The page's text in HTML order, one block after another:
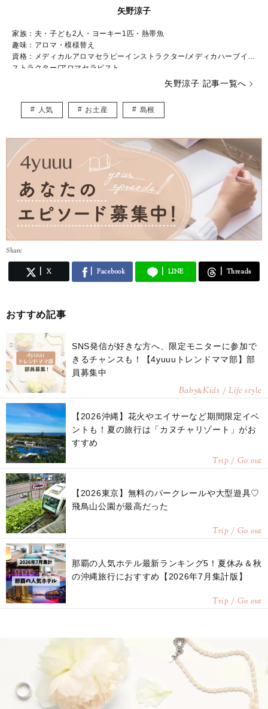
矢野涼子
家族：夫・子ども2人・ヨーキー1匹・熱帯魚
趣味：アロマ・模様替え
資格：メディカルアロマセラピーインストラクター/メディカハーブイン
ストラクター/アロマセラピスト
アロマテラピー/ペットアロマ/ハンドトリートメント/ハーブ認定
アロマデトックスリンパトリートメント認定講師/リンパトリート
メント(小顔・ヘッド)
矢野涼子 記事一覧へ
人気 お土産 島根
Share
X Facebook LINE Threads
おすすめ記事
SNS発信が好きな方へ、限定モニターに参加で
きるチャンスも！【4yuuuトレンドママ部】部
員募集中
Baby&Kids / Life style
【2026沖縄】花火やエイサーなど期間限定イベ
ントも！夏の旅行は「カヌチャリゾート」がお
すすめ
Trip / Go out
【2026東京】無料のパークレールや大型遊具♡
飛鳥山公園が最高だった
Trip / Go out
那覇の人気ホテル最新ランキング5！夏休み＆秋
の沖縄旅行におすすめ【2026年7月集計版】
Trip / Go out